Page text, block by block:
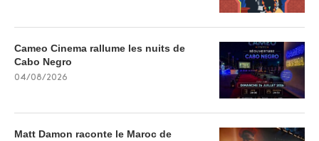
Cameo Cinema rallume les nuits de
Cabo Negro
04/08/2026
Matt Damon raconte le Maroc de